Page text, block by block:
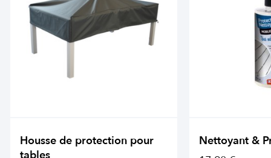
Housse de protection pour
Nettoyant &